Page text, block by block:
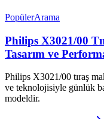
PopülerArama
Philips X3021/00
Tasarım ve
Philips X3021/00 tıraş
ve teknolojisiyle günlük
modeldir.